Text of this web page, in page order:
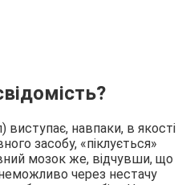
виступає, навпаки, в якості
засобу, «піклується»
мозок же, відчувши, що
через нестачу